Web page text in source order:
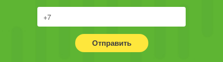
Отправить